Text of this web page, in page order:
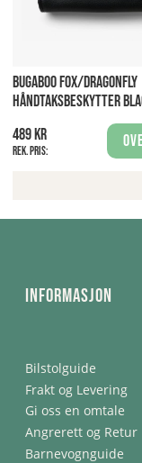
BUGABOO FOX/DRAGONFLY
HÅNDTAKSBESKYTTER
489 kr
Rek. pris:
Informasjon
Bilstolguide
Frakt og Levering
Gi oss en omtale
Angrerett og Retur
Barnevognguide